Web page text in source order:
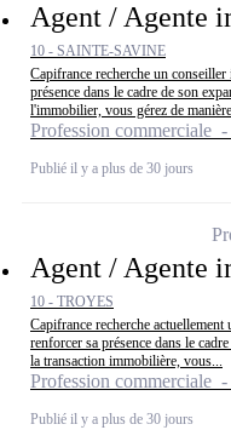
Agent / Agente
10 - SAINTE-SAVINE
Capifrance recherche un
présence dans le cadre de son
l'immobilier, vous gérez de
Profession commerciale
Publié il y a plus de 30 jours
Agent / Agente
10 - TROYES
Capifrance recherche
renforcer sa présence dans le
la transaction immobilière, vous...
Profession commerciale
Publié il y a plus de 30 jours